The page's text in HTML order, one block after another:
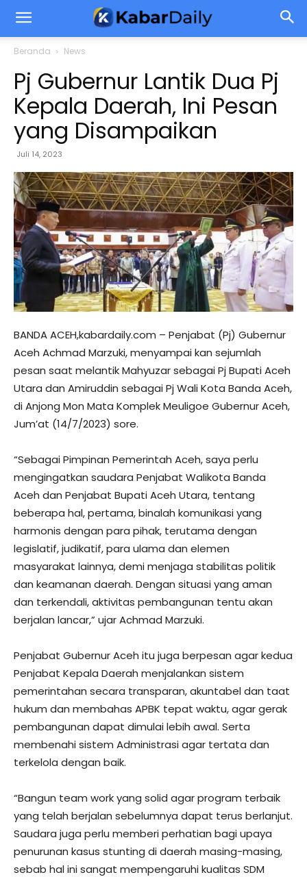
Beranda News
Pj Gubernur Lantik Dua Pj
Kepala Daerah, Ini Pesan
yang Disampaikan
Juli 14, 2023
BANDA ACEH,kabardaily.com – Penjabat (Pj) Gubernur
Aceh Achmad Marzuki, menyampai kan sejumlah
pesan saat melantik Mahyuzar sebagai Pj Bupati Aceh
Utara dan Amiruddin sebagai Pj Wali Kota Banda Aceh,
di Anjong Mon Mata Komplek Meuligoe Gubernur Aceh,
Jum’at (14/7/2023) sore.
“Sebagai Pimpinan Pemerintah Aceh, saya perlu
mengingatkan saudara Penjabat Walikota Banda
Aceh dan Penjabat Bupati Aceh Utara, tentang
beberapa hal, pertama, binalah komunikasi yang
harmonis dengan para pihak, terutama dengan
legislatif, judikatif, para ulama dan elemen
masyarakat lainnya, demi menjaga stabilitas politik
dan keamanan daerah. Dengan situasi yang aman
dan terkendali, aktivitas pembangunan tentu akan
berjalan lancar,” ujar Achmad Marzuki.
Penjabat Gubernur Aceh itu juga berpesan agar kedua
Penjabat Kepala Daerah menjalankan sistem
pemerintahan secara transparan, akuntabel dan taat
hukum dan membahas APBK tepat waktu, agar gerak
pembangunan dapat dimulai lebih awal. Serta
membenahi sistem Administrasi agar tertata dan
terkelola dengan baik.
“Bangun team work yang solid agar program terbaik
yang telah berjalan sebelumnya dapat terus berlanjut.
Saudara juga perlu memberi perhatian bagi upaya
penurunan kasus stunting di daerah masing-masing,
sebab hal ini sangat mempengaruhi kualitas SDM